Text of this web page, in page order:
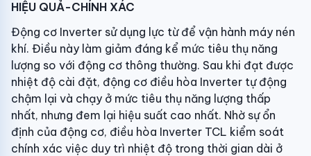
HIỆU QUẢ-CHÍNH XÁC
Động cơ Inverter sử dụng lực từ để vận hành máy nén
khí. Điều này làm giảm đáng kể mức tiêu thụ năng
lượng so với động cơ thông thường. Sau khi đạt được
nhiệt độ cài đặt, động cơ điều hòa Inverter tự động
chậm lại và chạy ở mức tiêu thụ năng lượng thấp
nhất, nhưng đem lại hiệu suất cao nhất. Nhờ sự ổn
định của động cơ, điều hòa Inverter TCL kiểm soát
chính xác việc duy trì nhiệt độ trong thời gian dài ở